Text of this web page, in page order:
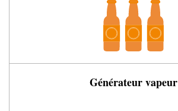
Générateur vapeur